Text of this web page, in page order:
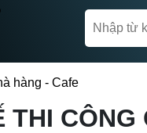
hàng - Cafe
THI